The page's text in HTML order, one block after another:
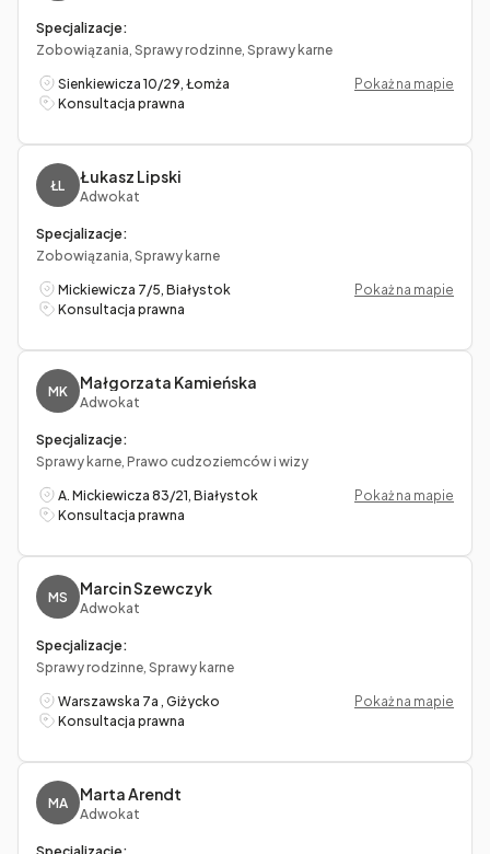
Specjalizacje:
Zobowiązania, Sprawy rodzinne, Sprawy karne
Sienkiewicza 10/29, Łomża
Pokaż na mapie
Konsultacja prawna
ŁL Łukasz Lipski
Adwokat
Specjalizacje:
Zobowiązania, Sprawy karne
Mickiewicza 7/5, Białystok
Pokaż na mapie
Konsultacja prawna
MK Małgorzata Kamieńska
Adwokat
Specjalizacje:
Sprawy karne, Prawo cudzoziemców i wizy
A. Mickiewicza 83/21, Białystok
Pokaż na mapie
Konsultacja prawna
MS Marcin Szewczyk
Adwokat
Specjalizacje:
Sprawy rodzinne, Sprawy karne
Warszawska 7a , Giżycko
Pokaż na mapie
Konsultacja prawna
MA Marta Arendt
Adwokat